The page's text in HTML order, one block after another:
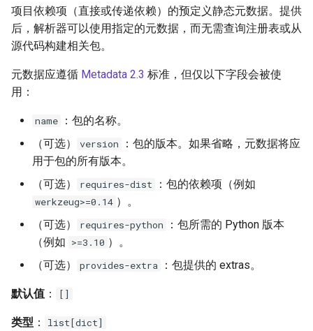
项目依赖项（直接或传递依赖）的预定义静态元数据。提供
后，解析器可以使用指定的元数据，而无需查询注册表或从
源代码构建相关包。
元数据应遵循 Metadata 2.3 标准，但仅以下字段会被使
用：
name
：包的名称。
（可选）
version
：包的版本。如果省略，元数据将应
用于包的所有版本。
（可选）
requires-dist ：包的依赖项（例如
werkzeug>=0.14 ）。
（可选）
requires-python
：包所需的 Python 版本
（例如 >=3.10 ）。
（可选）
provides-extra ：包提供的 extras。
默认值 ： []
类型 ： list[dict]